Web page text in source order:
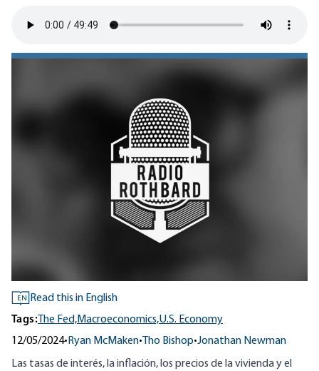
EN
Read this in English
Tags: The Fed,Macroeconomics,U.S. Economy
12/05/2024• Ryan McMaken• Tho Bishop•Jonathan Newman
Las tasas de interés, la inflación, los precios de la vivienda y el